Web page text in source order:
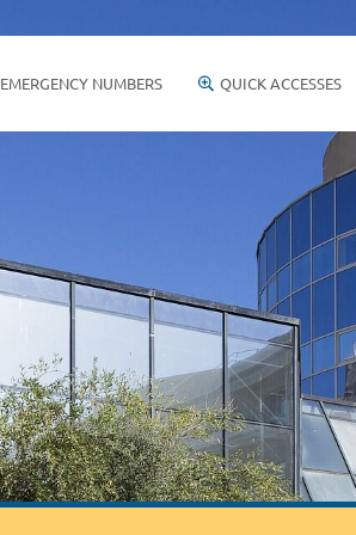
EMERGENCY NUMBERS QUICK ACCESSES